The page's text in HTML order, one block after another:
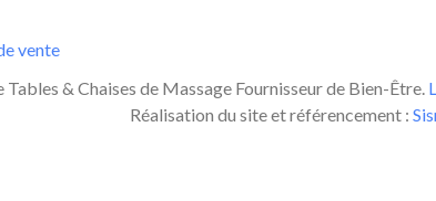
vente
& Chaises de Massage Fournisseur de Bien-Être.
Réalisation du site et référencement :